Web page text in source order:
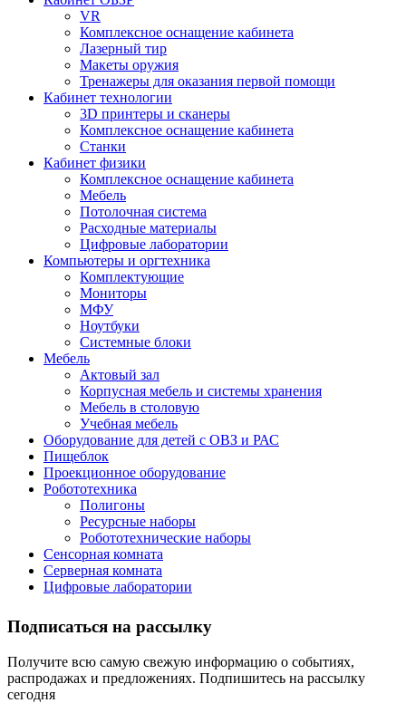
VR
Комплексное оснащение кабинета
Лазерный тир
Макеты оружия
Тренажеры для оказания первой помощи
Кабинет технологии
3D принтеры и сканеры
Комплексное оснащение кабинета
Станки
Кабинет физики
Комплексное оснащение кабинета
Мебель
Потолочная система
Расходные материалы
Цифровые лаборатории
Компьютеры и оргтехника
Комплектующие
Мониторы
МФУ
Ноутбуки
Системные блоки
Мебель
Актовый зал
Корпусная мебель и системы хранения
Мебель в столовую
Учебная мебель
Оборудование для детей с ОВЗ и РАС
Пищеблок
Проекционное оборудование
Робототехника
Полигоны
Ресурсные наборы
Робототехнические наборы
Сенсорная комната
Серверная комната
Цифровые лаборатории
Подписаться на рассылку
Получите всю самую свежую информацию о событиях,
распродажах и предложениях. Подпишитесь на рассылку
сегодня